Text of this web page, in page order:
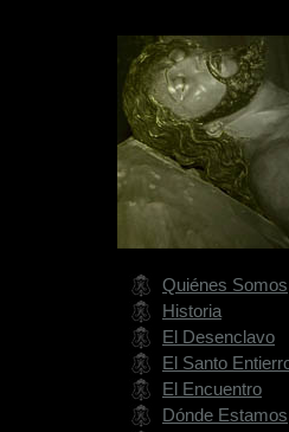
Quiénes Somos
Historia
El Desenclavo
El Santo
El Encuentro
Dónde Estamos